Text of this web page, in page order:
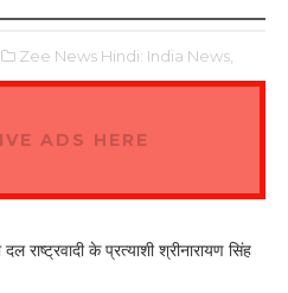
Zee News Hindi: India News,
ADS HERE
राष्ट्रवादी के प्रत्याशी श्रीनारायण सिंह